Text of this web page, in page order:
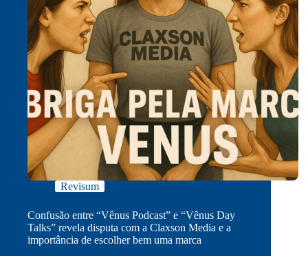
Revisum
Confusão entre “Vênus Podcast” e “Vênus Day
Talks” revela disputa com a Claxson Media e a
importância de escolher bem uma marca